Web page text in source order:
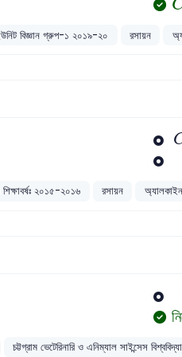
বিজ্ঞান গ্রুপ-১ ২০১৯-২০ রসায়ন
শিক্ষাবর্ষঃ ২০১৫-২০১৬ রসায়ন
চট্টগ্রাম ভেটেরিনারি ও এনিম্যাল সাইন্সেস